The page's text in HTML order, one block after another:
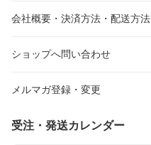
会社概要・決済方法・配送方法
ショップへ問い合わせ
メルマガ登録・変更
受注・発送カレンダー